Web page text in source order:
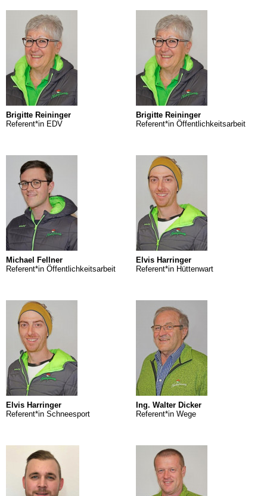
Brigitte Reininger
Referent*in EDV
Brigitte Reininger
Referent*in Öffentlichkeitsarbeit
Michael Fellner
Referent*in Öffentlichkeitsarbeit
Elvis Harringer
Referent*in Hüttenwart
Elvis Harringer
Referent*in Schneesport
Ing. Walter Dicker
Referent*in Wege